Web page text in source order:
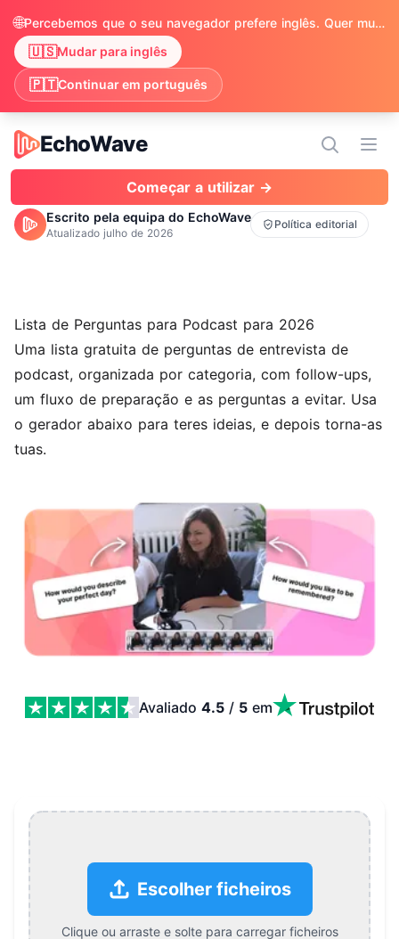
EchoWave
EchoWave
Começar a utilizar →
Escrito pela equipa do EchoWave
Atualizado julho de 2026
Política editorial
Lista de Perguntas para Podcast para 2026
Uma lista gratuita de perguntas de entrevista de
podcast, organizada por categoria, com follow-ups,
um fluxo de preparação e as perguntas a evitar. Usa
o gerador abaixo para teres ideias, e depois torna-as
tuas.
Avaliado 4.5 / 5 em
Escolher ficheiros
Clique ou arraste e solte para carregar ficheiros
🌐 Percebemos que o seu navegador prefere inglês. Quer mudar para ver o conteúdo em inglês?
🇺🇸Mudar para inglês
🇵🇹Continuar em português